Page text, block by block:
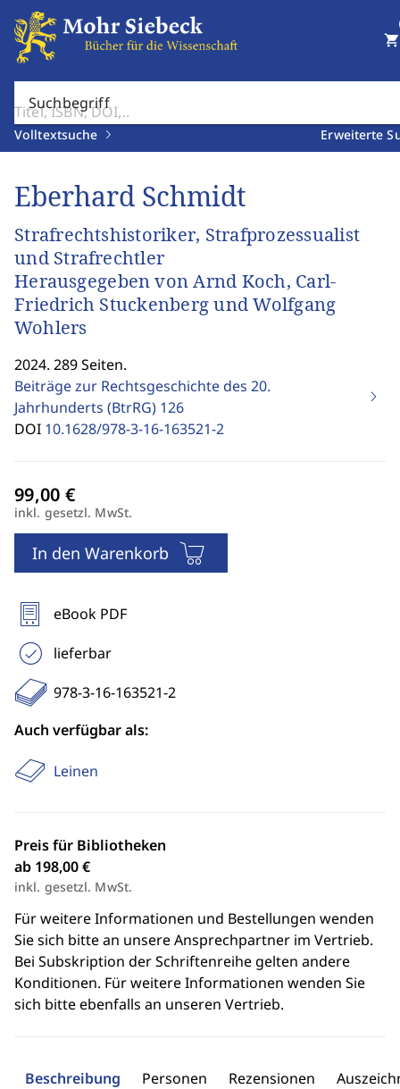
Suchbegriff
Volltextsuche Erweiterte
shopping_cart
Eberhard Schmidt
Strafrechtshistoriker, Strafprozessualist
und Strafrechtler
Herausgegeben von Arnd Koch, Carl-
Friedrich Stuckenberg und Wolfgang
Wohlers
2024. 289 Seiten.
Beiträge zur Rechtsgeschichte des 20.
Jahrhunderts (BtrRG) 126
DOI 10.1628/978-3-16-163521-2
inkl. gesetzl. MwSt.
In den Warenkorb
eBook PDF
lieferbar
978-3-16-163521-2
Auch verfügbar als:
Leinen
Preis für Bibliotheken
ab 198,00 €
inkl. gesetzl. MwSt.
Für weitere Informationen und Bestellungen wenden
Sie sich bitte an unsere Ansprechpartner im Vertrieb.
Bei Subskription der Schriftenreihe gelten andere
Konditionen. Für weitere Informationen wenden Sie
sich bitte ebenfalls an unseren Vertrieb.
Beschreibung Personen Rezensionen